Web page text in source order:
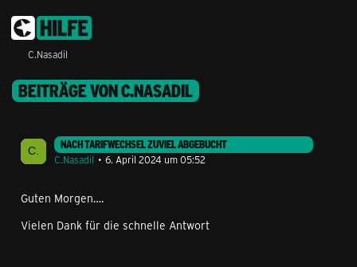
C.Nasadil
BEITRÄGE VON C.NASADIL
NACH TARIFWECHSEL ZUVIEL ABGEBUCHT
C.Nasadil
6. April 2024 um 05:52
Guten Morgen….
Vielen Dank für die schnelle Antwort